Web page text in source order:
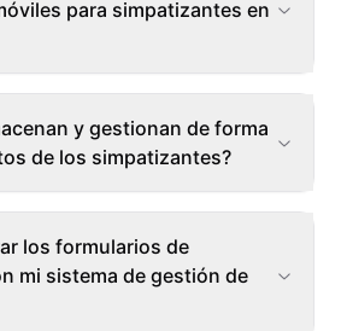
para simpatizantes en
y gestionan de forma
de los simpatizantes?
los formularios de
mi sistema de gestión de